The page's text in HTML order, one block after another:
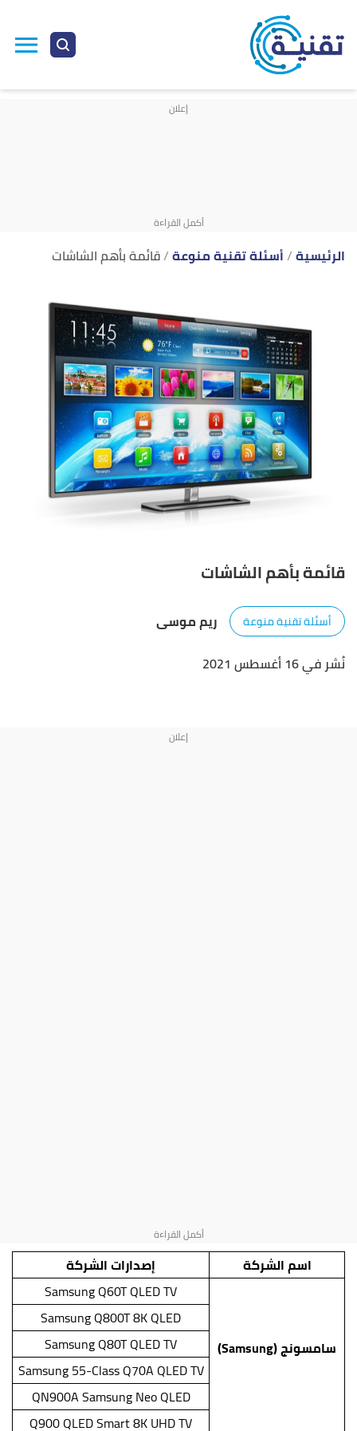
الرئيسية أسئلة تقنية منوعة قائمة بأهم الشاشات
قائمة بأهم الشاشات
أسئلة تقنية منوعة
ريم موسى
نُشر في 16 أغسطس 2021
اسم الشركة إصدارات الشركة
سامسونج (Samsung)
Samsung Q60T QLED TV
Samsung Q800T 8K QLED
Samsung Q80T QLED TV
Samsung 55-Class Q70A QLED TV
QN900A Samsung Neo QLED
Q900 QLED Smart 8K UHD TV